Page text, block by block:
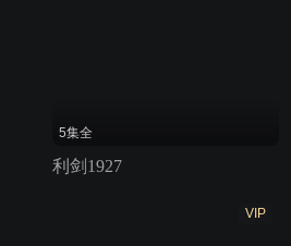
5集全
利剑1927
VIP